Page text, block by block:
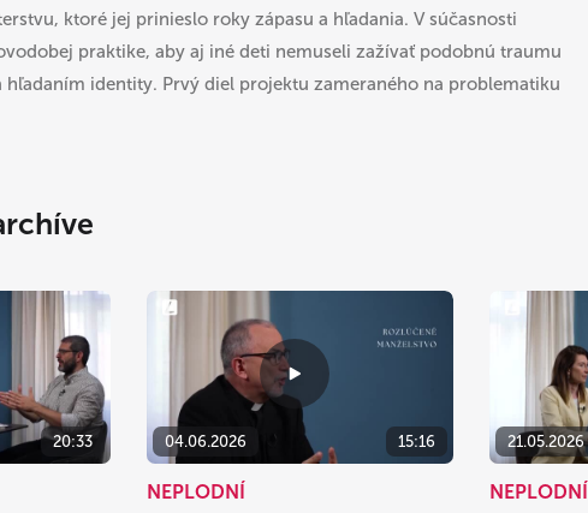
ktoré jej prinieslo roky zápasu a hľadania. V súčasnosti
praktike, aby aj iné deti nemuseli zažívať podobnú traumu
hľadaním identity. Prvý diel projektu zameraného na problematiku
20:33 04.06.2026 15:16
NEPLODNÍ
21.05.2026
NEPLODNÍ